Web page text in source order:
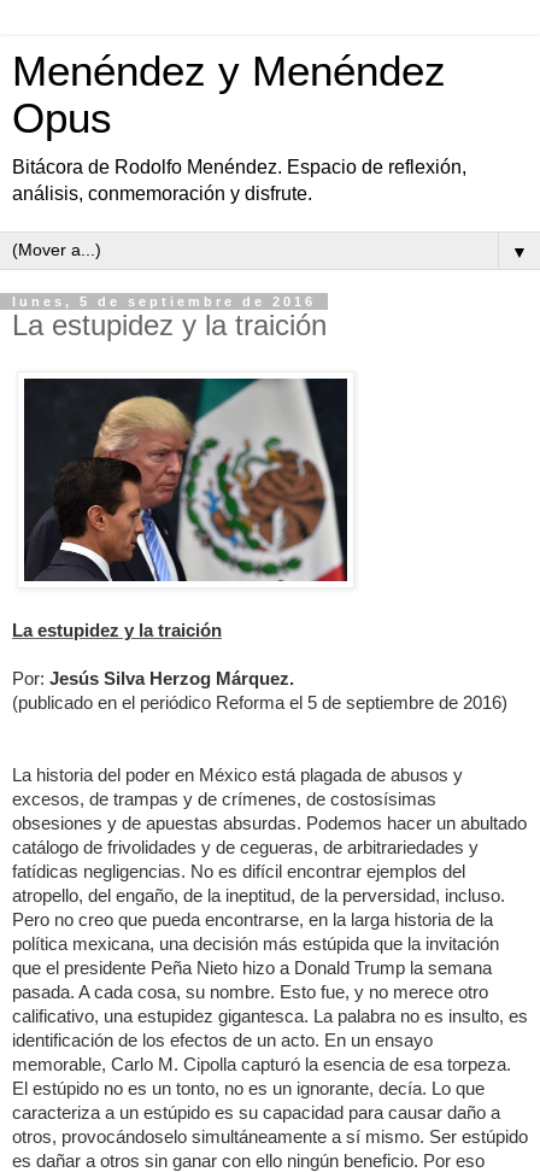
Menéndez y Menéndez
Opus
Bitácora de Rodolfo Menéndez. Espacio de reflexión,
análisis, conmemoración y disfrute.
▼
lunes, 5 de septiembre de 2016
La estupidez y la traición
La estupidez y la traición
Por: Jesús Silva Herzog Márquez.
(publicado en el periódico Reforma el 5 de septiembre de 2016)
La historia del poder en México está plagada de abusos y
excesos, de trampas y de crímenes, de costosísimas
obsesiones y de apuestas absurdas. Podemos hacer un abultado
catálogo de frivolidades y de cegueras, de arbitrariedades y
fatídicas negligencias. No es difícil encontrar ejemplos del
atropello, del engaño, de la ineptitud, de la perversidad, incluso.
Pero no creo que pueda encontrarse, en la larga historia de la
política mexicana, una decisión más estúpida que la invitación
que el presidente Peña Nieto hizo a Donald Trump la semana
pasada. A cada cosa, su nombre. Esto fue, y no merece otro
calificativo, una estupidez gigantesca. La palabra no es insulto, es
identificación de los efectos de un acto. En un ensayo
memorable, Carlo M. Cipolla capturó la esencia de esa torpeza.
El estúpido no es un tonto, no es un ignorante, decía. Lo que
caracteriza a un estúpido es su capacidad para causar daño a
otros, provocándoselo simultáneamente a sí mismo. Ser estúpido
es dañar a otros sin ganar con ello ningún beneficio. Por eso